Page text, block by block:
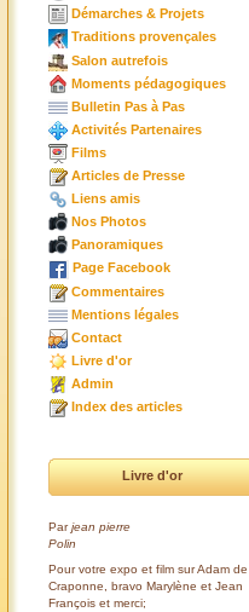
Démarches & Projets
Traditions provençales
Salon autrefois
Moments pédagogiques
Bulletin Pas à Pas
Activités Partenaires
Films
Articles de Presse
Liens amis
Nos Photos
Panoramiques
Page Facebook
Commentaires
Mentions légales
Contact
Livre d'or
Admin
Index des articles
Livre d'or
Parjean pierre
Polin
Pour votre expo et film sur Adam de
Craponne, bravo Marylène et Jean
François et merci;